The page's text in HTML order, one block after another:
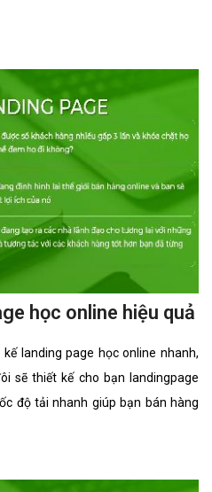
học online hiệu quả
landing page học online nhanh,
sẽ thiết kế cho bạn landingpage
độ tải nhanh giúp bạn bán hàng